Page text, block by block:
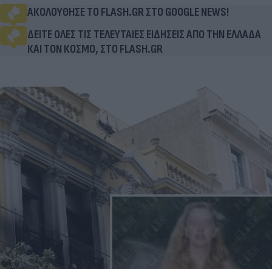
ΑΚΟΛΟΥΘΗΣΕ ΤΟ FLASH.GR ΣΤΟ GOOGLE NEWS!
ΔΕΙΤΕ ΟΛΕΣ ΤΙΣ ΤΕΛΕΥΤΑΙΕΣ ΕΙΔΗΣΕΙΣ ΑΠΟ ΤΗΝ ΕΛΛΑΔΑ
ΚΑΙ ΤΟΝ ΚΟΣΜΟ, ΣΤΟ FLASH.GR